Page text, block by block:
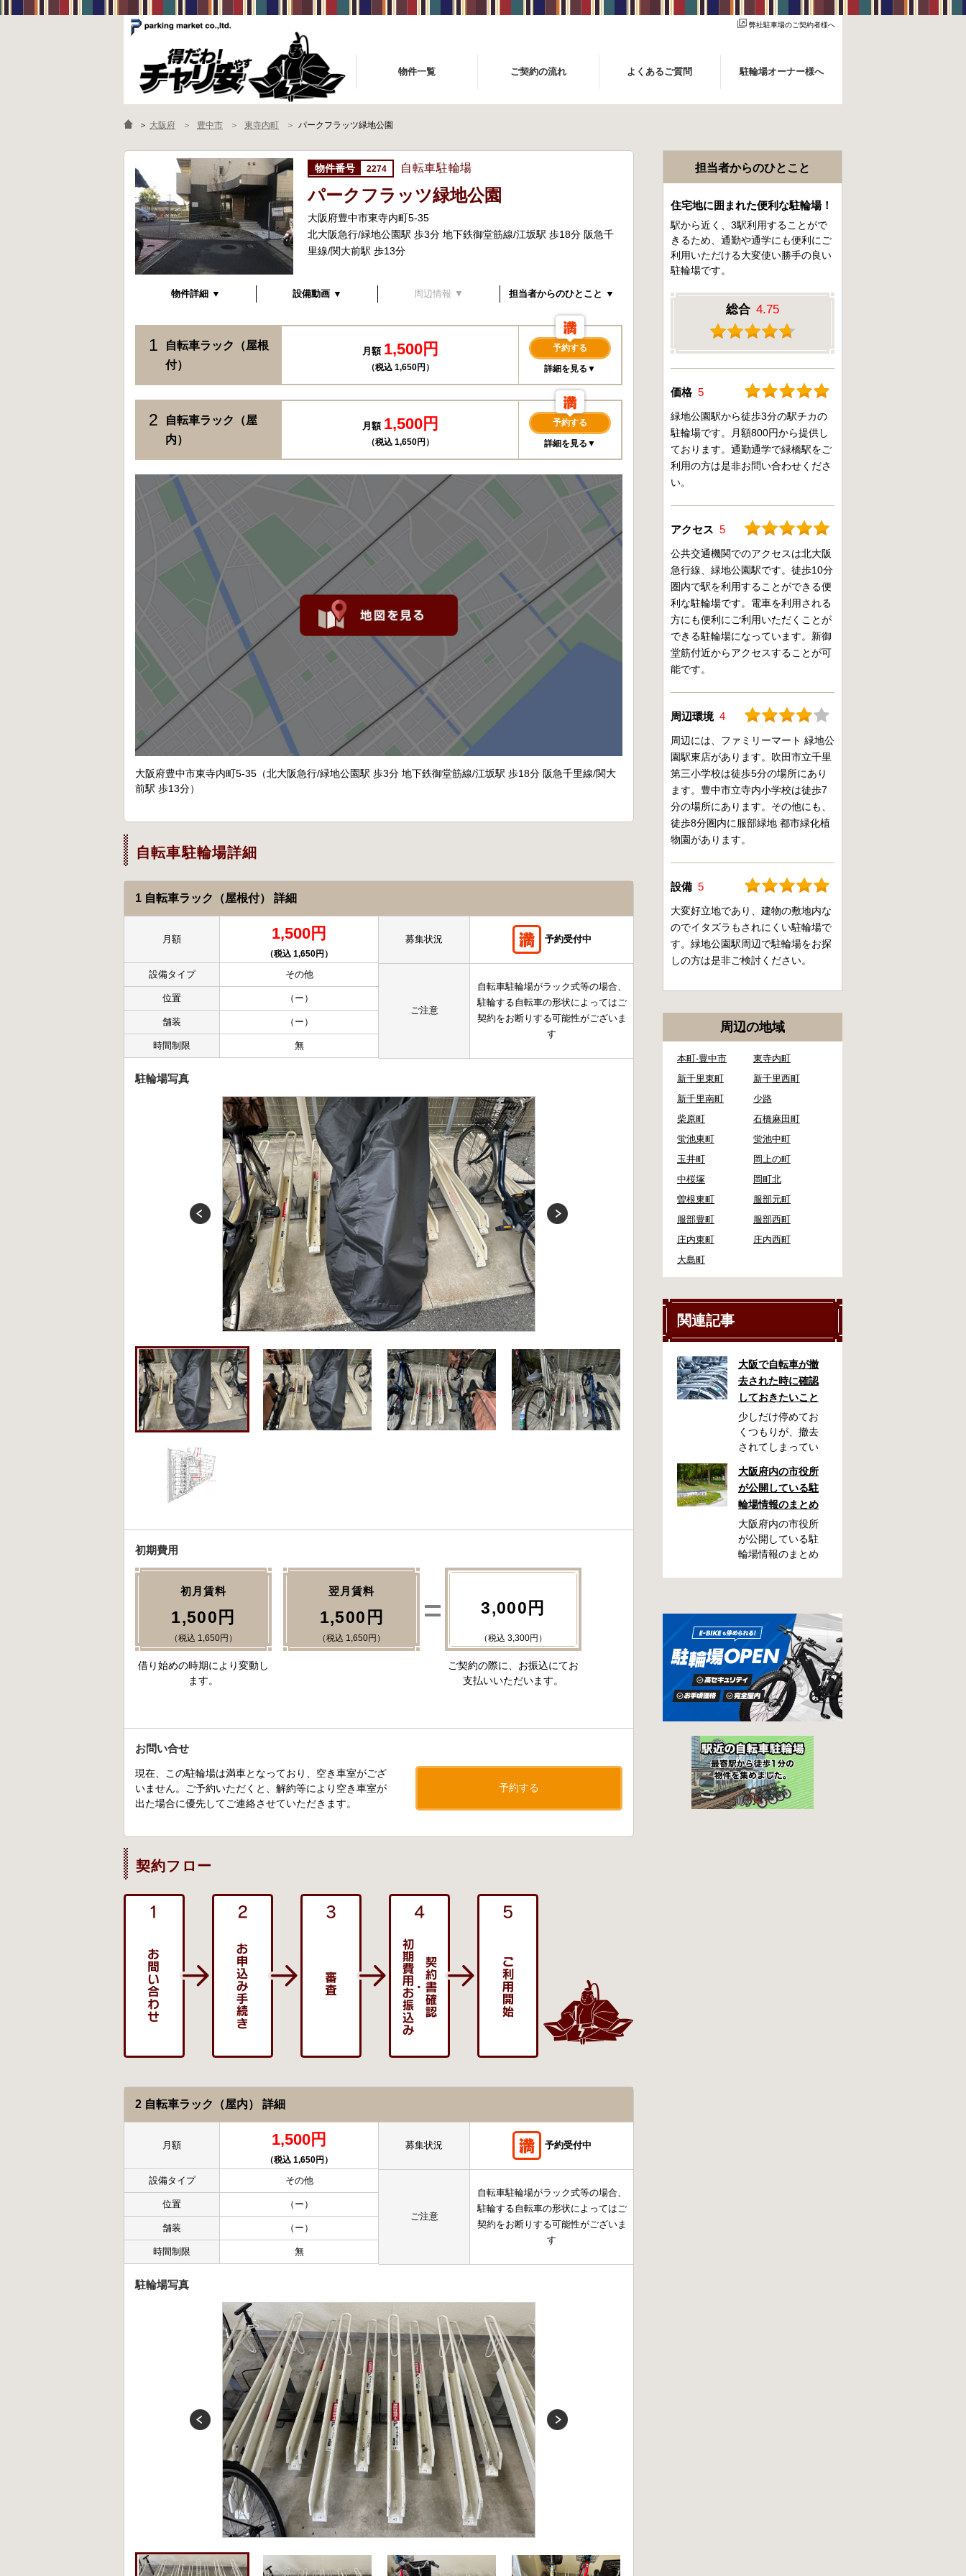
弊社駐車場のご契約者様へ
物件一覧 ご契約の流れ よくあるご質問 駐輪場オーナー様へ
＞ 大阪府 豊中市 東寺内町 パークフラッツ緑地公園
2274 自転車駐輪場
パークフラッツ緑地公園
大阪府豊中市東寺内町5-35
北大阪急行/緑地公園駅 歩3分 地下鉄御堂筋線/江坂駅 歩18分 阪急千
里線/関大前駅 歩13分
物件詳細 ▼ 設備動画 ▼ 周辺情報 ▼ 担当者からのひとこと ▼
1
自転車ラック（屋根
付）
月額 1,500円
（税込 1,650円）
予約する
詳細を見る▼
2
自転車ラック（屋
内）
月額 1,500円
（税込 1,650円）
予約する
詳細を見る▼
大阪府豊中市東寺内町5-35（北大阪急行/緑地公園駅 歩3分 地下鉄御堂筋線/江坂駅 歩18分 阪急千里線/関大
前駅 歩13分）
自転車駐輪場詳細
1 自転車ラック（屋根付） 詳細
月額 1,500円
（税込 1,650円）
設備タイプ その他
位置 （ー）
舗装 （ー）
時間制限 無
募集状況 予約受付中
ご注意
自転車駐輪場がラック式等の場合、
駐輪する自転車の形状によってはご
契約をお断りする可能性がございま
す
駐輪場写真
初期費用
初月賃料
1,500円
（税込 1,650円）
借り始めの時期により変動し
ます。
翌月賃料
1,500円
（税込 1,650円）
3,000円
（税込 3,300円）
ご契約の際に、お振込にてお
支払いいただいます。
お問い合せ
予約する
現在、この駐輪場は満車となっており、空き車室がござ
いません。ご予約いただくと、解約等により空き車室が
出た場合に優先してご連絡させていただきます。
契約フロー
2 自転車ラック（屋内） 詳細
月額 1,500円
（税込 1,650円）
設備タイプ その他
位置 （ー）
舗装 （ー）
時間制限 無
募集状況 予約受付中
ご注意
自転車駐輪場がラック式等の場合、
駐輪する自転車の形状によってはご
契約をお断りする可能性がございま
す
駐輪場写真
担当者からのひとこと
住宅地に囲まれた便利な駐輪場！
駅から近く、3駅利用することがで
きるため、通勤や通学にも便利にご
利用いただける大変使い勝手の良い
駐輪場です。
総合 4.75
価格 5
緑地公園駅から徒歩3分の駅チカの
駐輪場です。月額800円から提供し
ております。通勤通学で緑橋駅をご
利用の方は是非お問い合わせくださ
い。
アクセス 5
公共交通機関でのアクセスは北大阪
急行線、緑地公園駅です。徒歩10分
圏内で駅を利用することができる便
利な駐輪場です。電車を利用される
方にも便利にご利用いただくことが
できる駐輪場になっています。新御
堂筋付近からアクセスすることが可
能です。
周辺環境 4
周辺には、ファミリーマート 緑地公
園駅東店があります。吹田市立千里
第三小学校は徒歩5分の場所にあり
ます。豊中市立寺内小学校は徒歩7
分の場所にあります。その他にも、
徒歩8分圏内に服部緑地 都市緑化植
物園があります。
設備 5
大変好立地であり、建物の敷地内な
のでイタズラもされにくい駐輪場で
す。緑地公園駅周辺で駐輪場をお探
しの方は是非ご検討ください。
周辺の地域
本町-豊中市
東寺内町
新千里東町
新千里西町
新千里南町
少路
柴原町
石橋麻田町
蛍池東町
蛍池中町
玉井町
岡上の町
中桜塚
岡町北
曽根東町
服部元町
服部豊町
服部西町
庄内東町
庄内西町
大島町
関連記事
大阪で自転車が撤
去された時に確認
しておきたいこと
少しだけ停めてお
くつもりが、撤去
されてしまってい
される方には起こ
りやすいアクシデ
ントかも知れませ
ん。停めておいた
場所によっては、
どこに行ったかわ
ん。そんな時に役
立つ情報をまとめ
ました。事前に確
認しておきましょ
う。 守口市で撤去
された場合 放置自
転車大日保管所 住
所 守口市大日町4丁
目281の3番地 電話
06-6902-2340（業
務時間内のみ通話
可能） 最寄駅 地下
鉄谷町線大日駅 3号
出口より 徒歩3分
大阪府内の市役所
が公開している駐
輪場情報のまとめ
大阪府内の市役所
が公開している駐
輪場情報のまとめ
また、駐輪場によ
って一時利用のみ
可能な場合や定期
利用のみ利用可能
な場合などと仕様
が異なりますの
で、利用前に情報
をチェックしてお
くことをお勧めし
ます。 守口市の自
転車駐輪場 利用方
法 利用登録申請書
の提出 利用登録申
請書を窓口に提出